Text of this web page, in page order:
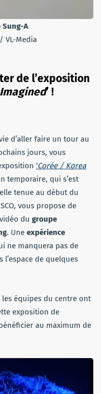
Sung-A
VL-Media
de l’exposition
’ !
d’aller faire un tour au
jours, vous
‘Corée / Korea
temporaire, qui s’est
tenue au début du
vous propose de
du groupe
. Une expérience
ne manquera pas de
de quelques
les équipes du centre ont
exposition de
au maximum de